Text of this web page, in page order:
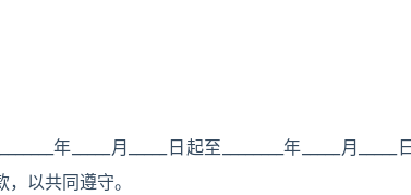
年_____月_____日起至________年_____月_____
以共同遵守。